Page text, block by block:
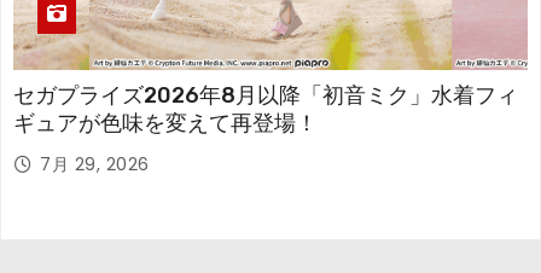
セガプライズ2026年8月以降「初音ミク」水着フィ
ギュアが色味を変えて再登場！
7月 29, 2026